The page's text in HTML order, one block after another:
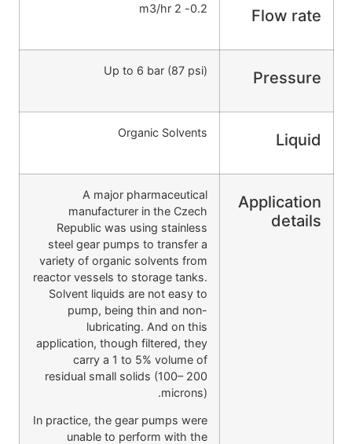
Flow rate
0.2- 2 m3/hr
Pressure
Up to 6 bar (87 psi)
Liquid
Organic Solvents
Application
details
A major pharmaceutical
manufacturer in the Czech
Republic was using stainless
steel gear pumps to transfer a
variety of organic solvents from
reactor vessels to storage tanks.
Solvent liquids are not easy to
pump, being thin and non-
lubricating. And on this
application, though filtered, they
carry a 1 to 5% volume of
residual small solids (100– 200
microns).
In practice, the gear pumps were
unable to perform with the